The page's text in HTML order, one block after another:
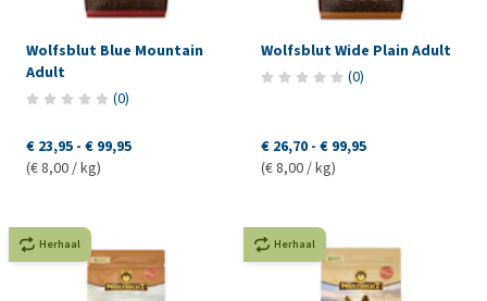
Wolfsblut Blue Mountain
Adult
(0)
€ 23,95 - € 99,95
(€ 8,00 / kg)
Wolfsblut Wide Plain Adult
(0)
€ 26,70 - € 99,95
(€ 8,00 / kg)
Herhaal Herhaal